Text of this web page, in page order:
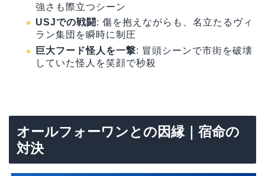
強さも際立つシーン
USJでの戦闘 : 傷を抱えながらも、名立たるヴィ
ラン集団を瞬時に制圧
巨大フード怪人を一撃: 冒頭シーンで市街を破壊
していた怪人を笑顔で秒殺
オールフォーワンとの因縁｜宿命の
対決